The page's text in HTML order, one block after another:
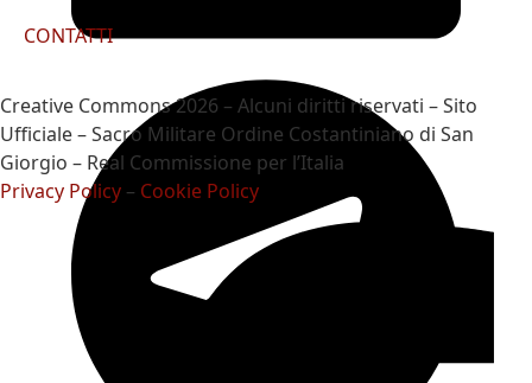
CONTATTI
Creative Commons 2026 – Alcuni diritti riservati – Sito
Ufficiale – Sacro Militare Ordine Costantiniano di San
Giorgio – Real Commissione per l’Italia
Privacy Policy – Cookie Policy